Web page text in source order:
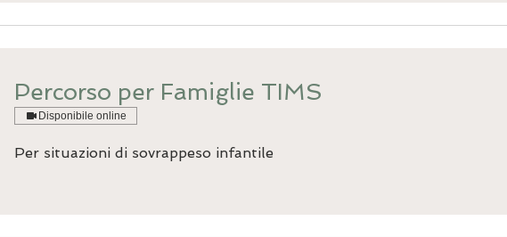
Percorso per Famiglie TIMS
Disponibile online
Per situazioni di sovrappeso infantile